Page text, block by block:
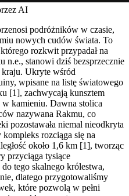
AI
podróżników w czasie,
nowych cudów świata. To
rozkwit przypadał na
stanowi dziś bezsprzecznie
kraju. Ukryte wśród
wpisane na listę światowego
[1], zachwycają kunsztem
kamieniu. Dawna stolica
nazywana Rakmu, co
pozostawała niemal nieodkryta
rozciąga się na
około 1,6 km [1], tworząc
przyciąga tysiące
tego skalnego królestwa,
dlatego przygotowaliśmy
które pozwolą w pełni